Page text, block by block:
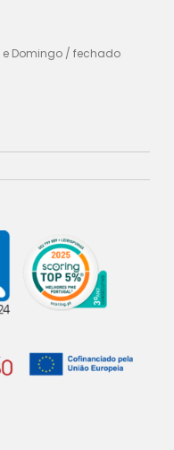
e Domingo / fechado